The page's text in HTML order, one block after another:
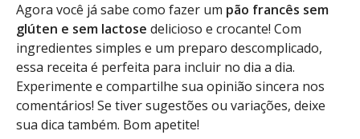
Agora você já sabe como fazer um pão francês sem
glúten e sem lactose delicioso e crocante! Com
ingredientes simples e um preparo descomplicado,
essa receita é perfeita para incluir no dia a dia.
Experimente e compartilhe sua opinião sincera nos
comentários! Se tiver sugestões ou variações, deixe
sua dica também. Bom apetite!